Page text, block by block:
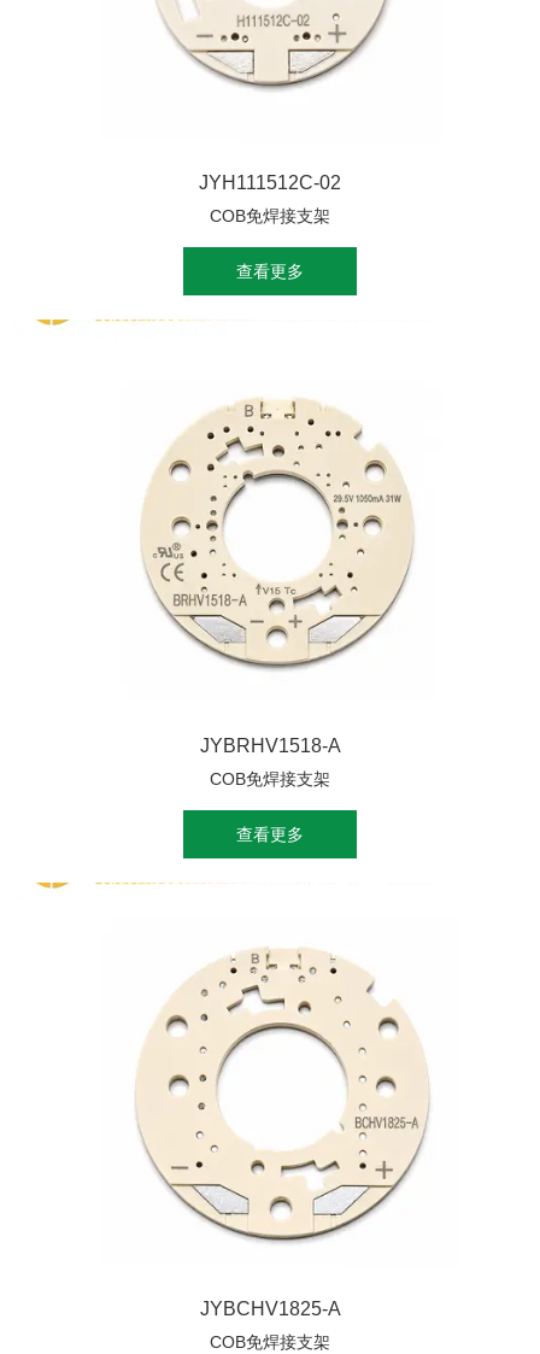
JYH111512C-02
COB免焊接支架
查看更多
JYBRHV1518-A
COB免焊接支架
查看更多
JYBCHV1825-A
COB免焊接支架